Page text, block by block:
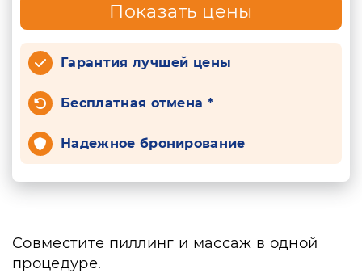
Показать цены
Гарантия лучшей цены
Бесплатная отмена *
Надежное бронирование
Совместите пиллинг и массаж в одной
процедуре.